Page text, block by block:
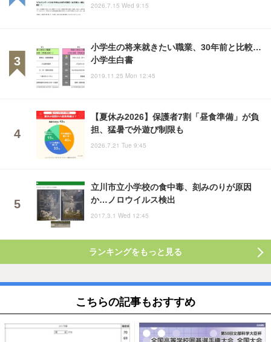
2026.7.15 Wed 9:15
小学生の将来就きたい職業、30年前と比較…
小学生白書
2019.11.25 Mon 12:45
【夏休み2026】保護者7割「昼食準備」が負
担、猛暑で外遊び制限も
2026.7.21 Tue 9:45
立川市立小学校の食中毒、刻みのりが原因
か…ノロウイルス検出
2017.3.1 Wed 12:45
ランキングをもっと見る
こちらの記事もおすすめ